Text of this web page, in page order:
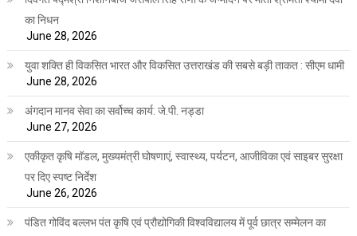
का निधन
June 28, 2026
युवा शक्ति ही विकसित भारत और विकसित उत्तराखंड की सबसे बड़ी ताकत : सीएम धामी
June 28, 2026
अंगदान मानव सेवा का सर्वोच्च कार्य: जे.पी. नड्डा
June 27, 2026
एकीकृत कृषि मॉडल, मुख्यमंत्री घोषणाएं, स्वास्थ्य, पर्यटन, आजीविका एवं साइबर सुरक्षा
पर दिए स्पष्ट निर्देश
June 26, 2026
पंडित गोविंद बल्लभ पंत कृषि एवं प्रौद्योगिकी विश्वविद्यालय में पूर्व छात्र सम्मेलन का